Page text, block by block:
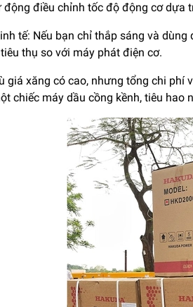
động điều chỉnh tốc độ động cơ dựa
tế: Nếu bạn chỉ thắp sáng và
thụ so với máy phát điện cơ.
giá xăng có cao, nhưng tổng chi
chiếc máy dầu cồng kềnh, tiêu hao